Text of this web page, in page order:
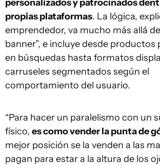
personalizados y patrocinados
propias plataformas. La lógica,
emprendedor, va mucho más allá
banner”, e incluye desde
en búsquedas hasta formatos
carruseles segmentados según el
comportamiento del usuario.
“Para hacer un paralelismo con un
físico, es como vender la punta de
mejor posición se la venden a las
pagan para estar a la altura de los